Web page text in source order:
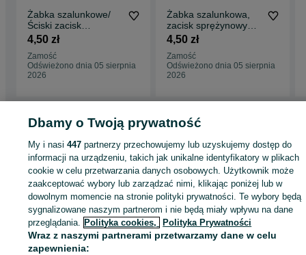
Żabka szalunkowe/
Ściski zacisk
sprężynowy zabka
4,50 zł
Zamość
Odświeżono dnia 05 sierpnia
2026
Żabka szalunkowa,
zacisk sprężynowy
szalunkowy, żabka.
4,50 zł
Zamość
Odświeżono dnia 05 sierpnia
2026
Lubelskie
Szalunki - Zamość
KATEGORIA
ID:886731123 Wyświetlenia:
Dbamy o Twoją prywatność
My i nasi447 partnerzy przechowujemy lub uzyskujemy dostęp do
informacji na urządzeniu, takich jak unikalne identyfikatory w plikach
cookie w celu przetwarzania danych osobowych. Użytkownik może
zaakceptować wybory lub zarządzać nimi, klikając poniżej lub w
dowolnym momencie na stronie polityki prywatności. Te wybory będą
sygnalizowane naszym partnerom i nie będą miały wpływu na dane
przeglądania. Polityka cookies, Polityka Prywatności
Wraz z naszymi partnerami przetwarzamy dane w celu
zapewnienia: